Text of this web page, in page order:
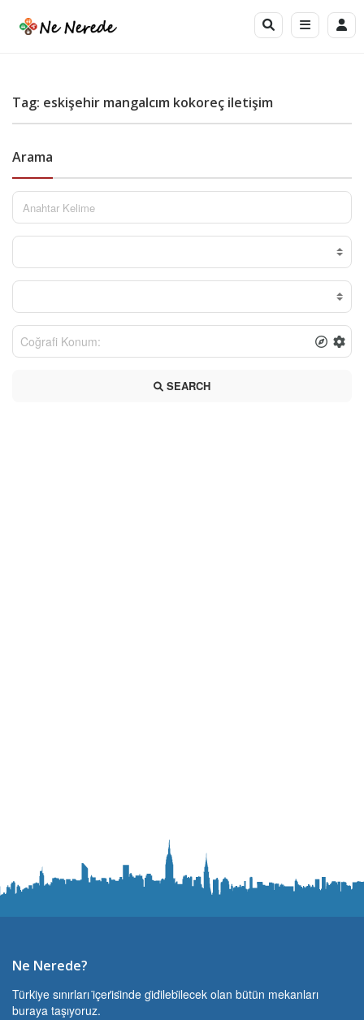
Tag: eskişehir mangalcım kokoreç iletişim
Arama
SEARCH
Ne Nerede?
Türki̇ye sınırları i̇çeri̇si̇nde gi̇di̇lebi̇lecek olan bütün mekanları
buraya taşıyoruz.